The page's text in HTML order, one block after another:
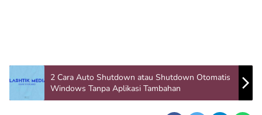
2 Cara Auto Shutdown atau Shutdown Otomatis
Windows Tanpa Aplikasi Tambahan